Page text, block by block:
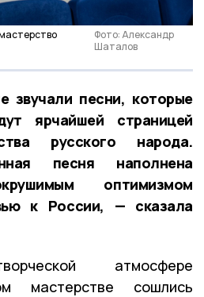
Фото: Александр
Шаталов
звучали песни, которые
ярчайшей страницей
русского народа.
песня наполнена
оптимизмом
к России, — сказала
атмосфере
мастерстве сошлись